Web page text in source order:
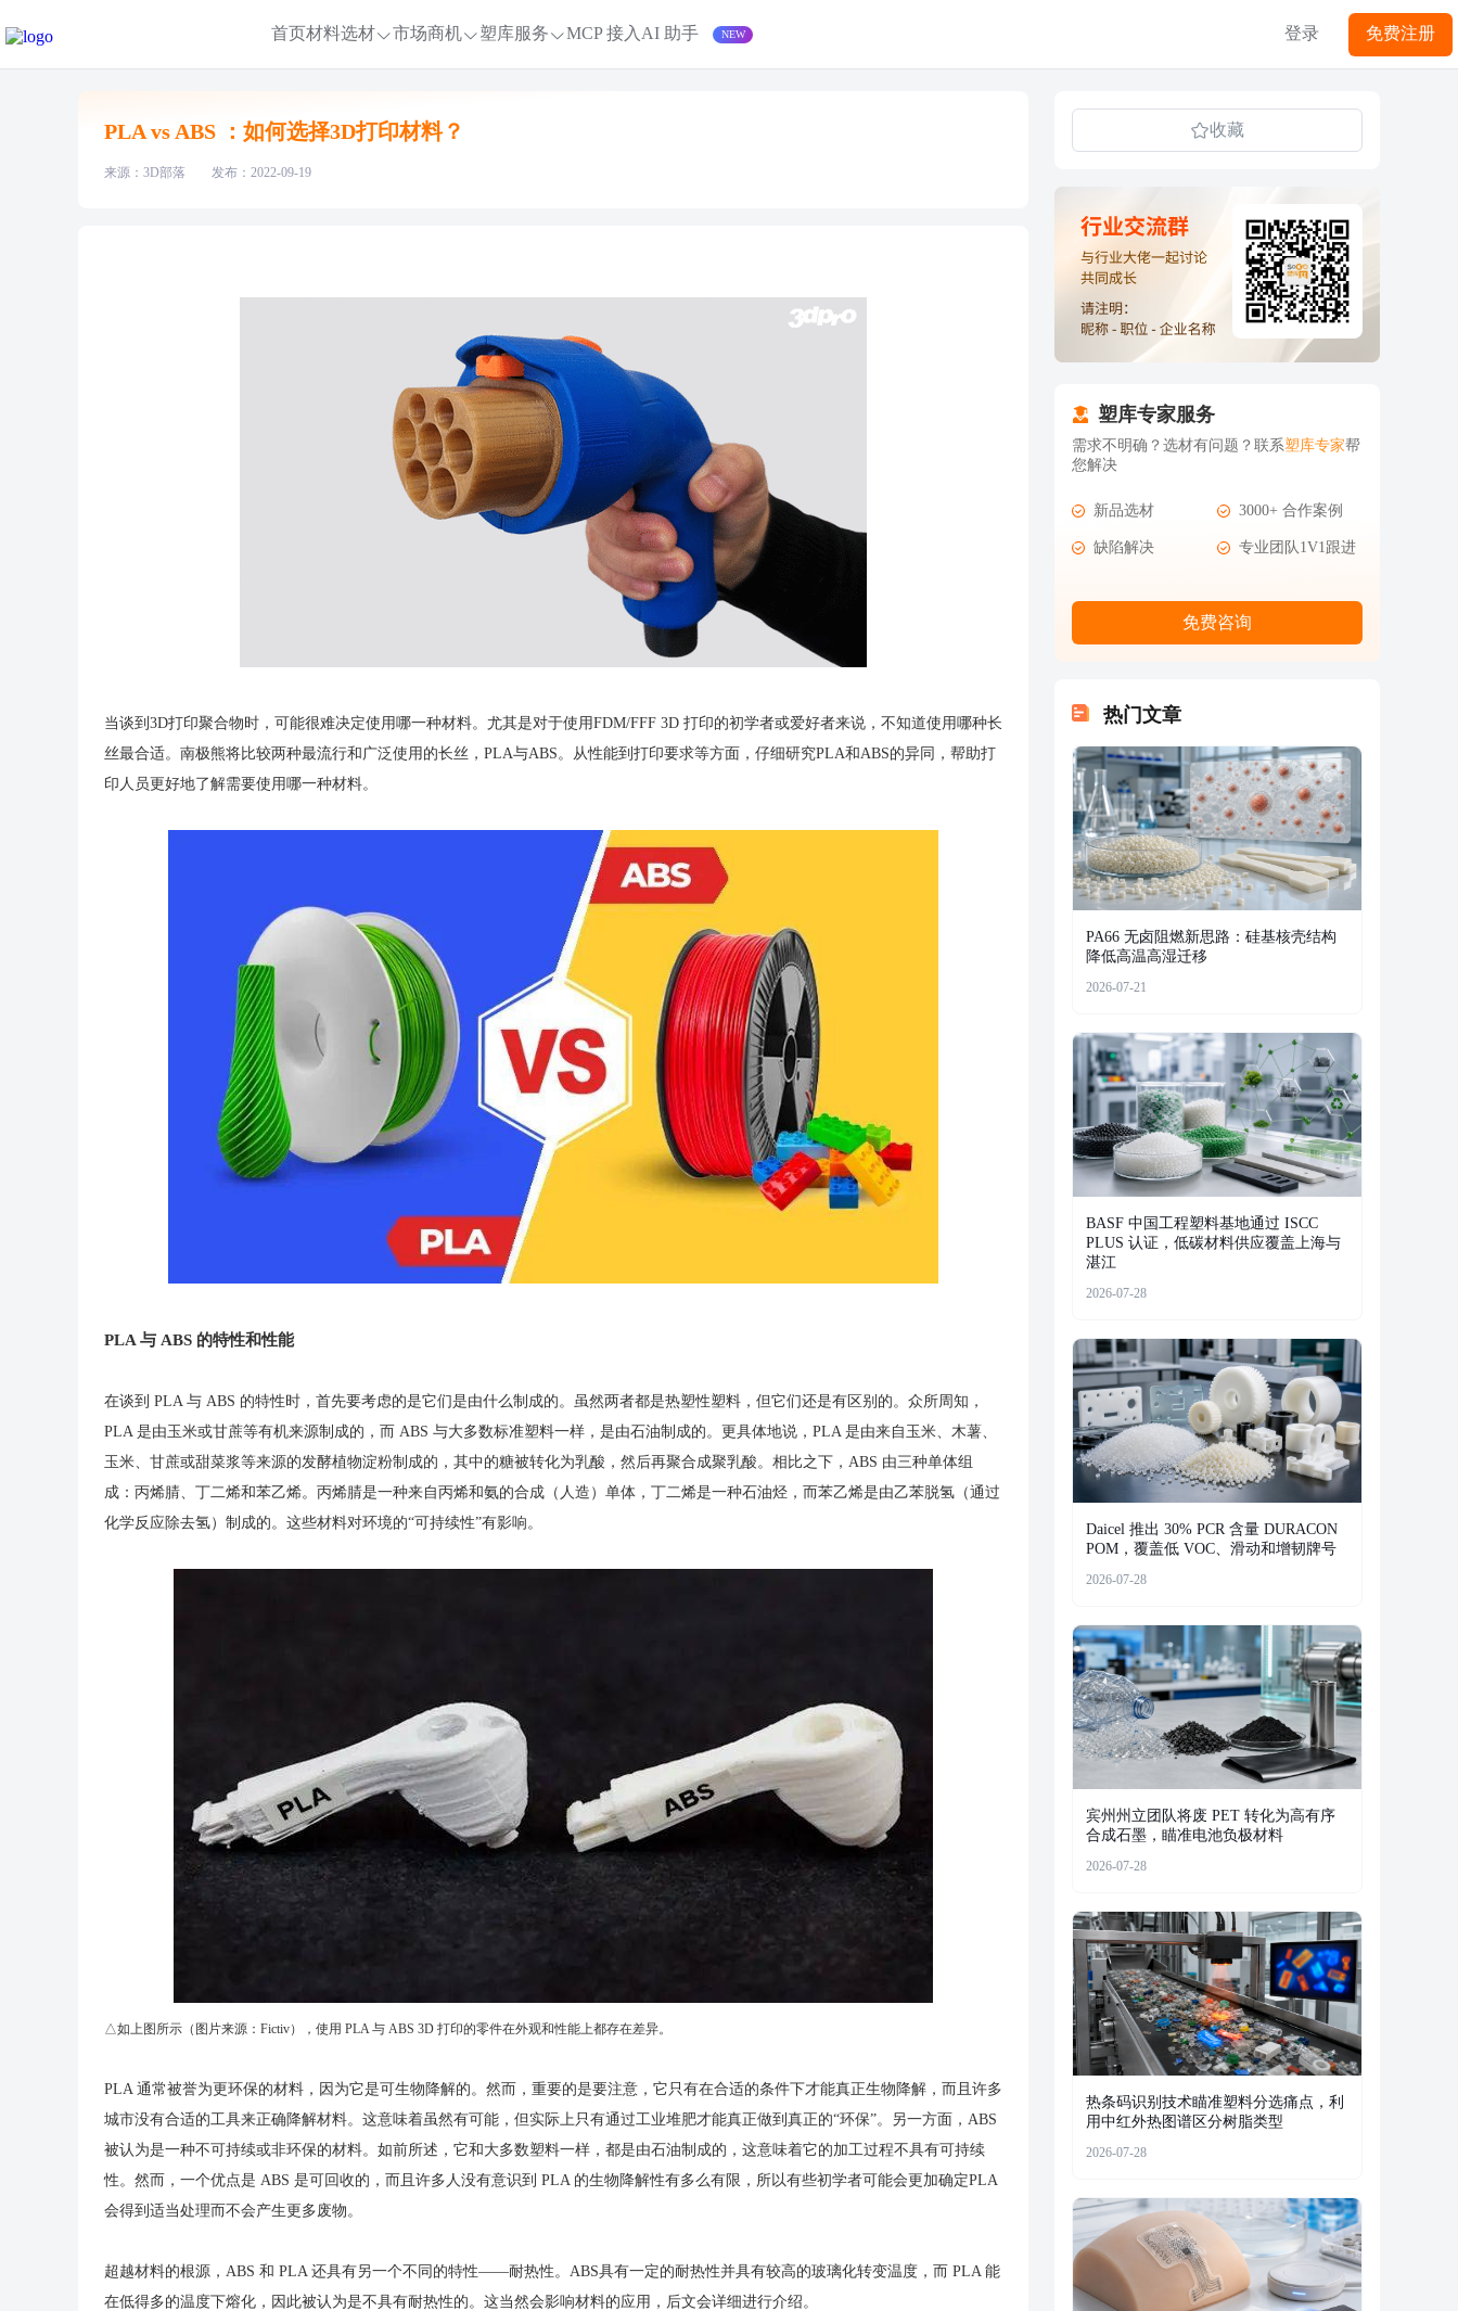
首页材料选材 市场商机 塑库服务 MCP 接入 AI 助手 登录 免费注册
PLA vs ABS ：如何选择3D打印材料？
来源：3D部落 发布：2022-09-19
当谈到3D打印聚合物时，可能很难决定使用哪一种材料。尤其是对于使用FDM/FFF 3D 打印的初学者或爱好者来说，不知道使用哪种长
丝最合适。南极熊将比较两种最流行和广泛使用的长丝，PLA与ABS。从性能到打印要求等方面，仔细研究PLA和ABS的异同，帮助打
印人员更好地了解需要使用哪一种材料。
PLA 与 ABS 的特性和性能
在谈到 PLA 与 ABS 的特性时，首先要考虑的是它们是由什么制成的。虽然两者都是热塑性塑料，但它们还是有区别的。众所周知，
PLA 是由玉米或甘蔗等有机来源制成的，而 ABS 与大多数标准塑料一样，是由石油制成的。更具体地说，PLA 是由来自玉米、木薯、
玉米、甘蔗或甜菜浆等来源的发酵植物淀粉制成的，其中的糖被转化为乳酸，然后再聚合成聚乳酸。相比之下，ABS 由三种单体组
成：丙烯腈、丁二烯和苯乙烯。丙烯腈是一种来自丙烯和氨的合成（人造）单体，丁二烯是一种石油烃，而苯乙烯是由乙苯脱氢（通过
化学反应除去氢）制成的。这些材料对环境的“可持续性”有影响。
△如上图所示（图片来源：Fictiv），使用 PLA 与 ABS 3D 打印的零件在外观和性能上都存在差异。
PLA 通常被誉为更环保的材料，因为它是可生物降解的。然而，重要的是要注意，它只有在合适的条件下才能真正生物降解，而且许多
城市没有合适的工具来正确降解材料。这意味着虽然有可能，但实际上只有通过工业堆肥才能真正做到真正的“环保”。另一方面，ABS
被认为是一种不可持续或非环保的材料。如前所述，它和大多数塑料一样，都是由石油制成的，这意味着它的加工过程不具有可持续
性。然而，一个优点是 ABS 是可回收的，而且许多人没有意识到 PLA 的生物降解性有多么有限，所以有些初学者可能会更加确定PLA
会得到适当处理而不会产生更多废物。
超越材料的根源，ABS 和 PLA 还具有另一个不同的特性——耐热性。ABS具有一定的耐热性并具有较高的玻璃化转变温度，而 PLA 能
在低得多的温度下熔化，因此被认为是不具有耐热性的。这当然会影响材料的应用，后文会详细进行介绍。
收藏
塑库专家服务
需求不明确？选材有问题？联系塑库专家帮
您解决
新品选材 3000+ 合作案例
缺陷解决 专业团队1V1跟进
免费咨询
热门文章
PA66 无卤阻燃新思路：硅基核壳结构
降低高温高湿迁移
2026-07-21
BASF 中国工程塑料基地通过 ISCC
PLUS 认证，低碳材料供应覆盖上海与
湛江
2026-07-28
Daicel 推出 30% PCR 含量 DURACON
POM，覆盖低 VOC、滑动和增韧牌号
2026-07-28
宾州州立团队将废 PET 转化为高有序
合成石墨，瞄准电池负极材料
2026-07-28
热条码识别技术瞄准塑料分选痛点，利
用中红外热图谱区分树脂类型
2026-07-28